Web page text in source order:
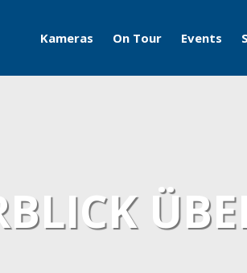
Kameras On Tour
IFA
Events